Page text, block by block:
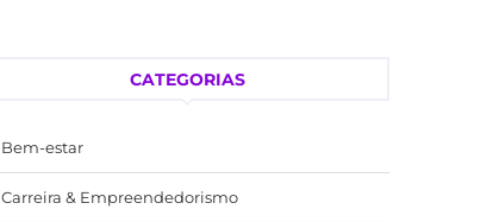
CATEGORIAS
Bem-estar
Carreira & Empreendedorismo